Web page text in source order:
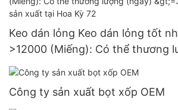
Keo dán lỏng Keo dán lỏng tốt
>12000 (Miếng): Có thể thương
>=30000 Miếng Nhà sản xuất tại
Công ty sản xuất bọt xốp OEM